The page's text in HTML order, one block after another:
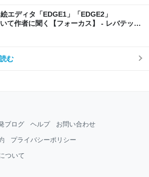
エディタ「EDGE1」「EDGE2」
て作者に聞く【フォーカス】 - レバテック
む
ブログ ヘルプ お問い合わせ
プライバシーポリシー
ついて